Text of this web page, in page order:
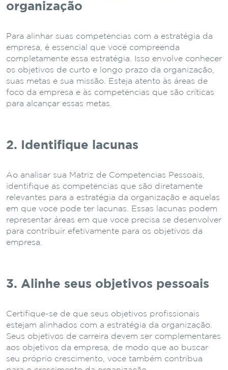
organização
Para alinhar suas competências com a estratégia da
empresa, é essencial que você compreenda
completamente essa estratégia. Isso envolve conhecer
os objetivos de curto e longo prazo da organização,
suas metas e sua missão. Esteja atento às áreas de
foco da empresa e às competências que são críticas
para alcançar essas metas.
2. Identifique lacunas
Ao analisar sua Matriz de Competências Pessoais,
identifique as competências que são diretamente
relevantes para a estratégia da organização e aquelas
em que você pode ter lacunas. Essas lacunas podem
representar áreas em que você precisa se desenvolver
para contribuir efetivamente para os objetivos da
empresa.
3. Alinhe seus objetivos pessoais
Certifique-se de que seus objetivos profissionais
estejam alinhados com a estratégia da organização.
Seus objetivos de carreira devem ser complementares
aos objetivos da empresa, de modo que ao buscar
seu próprio crescimento, você também contribua